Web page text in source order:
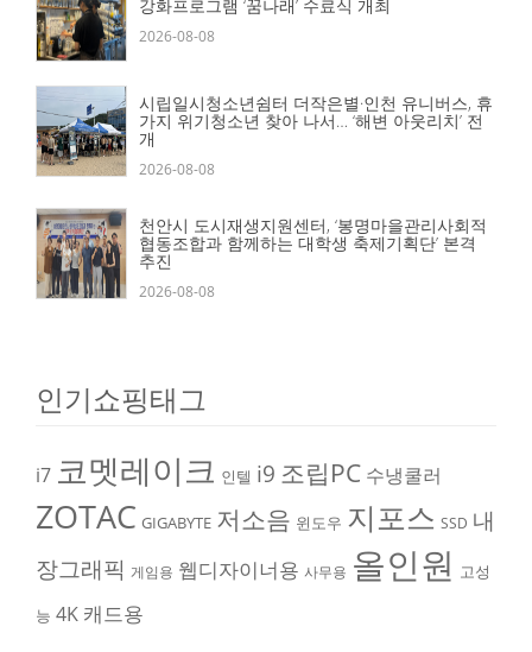
강화프로그램 ‘꿈나래’ 수료식 개최
2026-08-08
시립일시청소년쉼터 더작은별·인천 유니버스, 휴
가지 위기청소년 찾아 나서… ‘해변 아웃리치’ 전
개
2026-08-08
천안시 도시재생지원센터, ‘봉명마을관리사회적
협동조합과 함께하는 대학생 축제기획단’ 본격
추진
2026-08-08
인기쇼핑태그
i7 코멧레이크 인텔 i9 조립PC 수냉쿨러
ZOTAC GIGABYTE 저소음 윈도우 지포스 SSD 내
장그래픽 게임용 웹디자이너용 사무용 올인원 고성
능 4K 캐드용